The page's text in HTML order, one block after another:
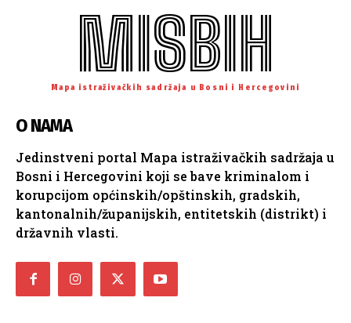
MISBIH
Mapa istraživačkih sadržaja u Bosni i Hercegovini
O NAMA
Jedinstveni portal Mapa istraživačkih sadržaja u
Bosni i Hercegovini koji se bave kriminalom i
korupcijom općinskih/opštinskih, gradskih,
kantonalnih/županijskih, entitetskih (distrikt) i
državnih vlasti.